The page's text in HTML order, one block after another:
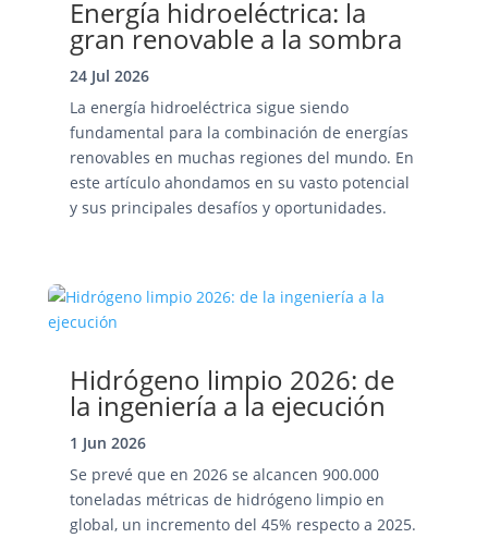
Energía hidroeléctrica: la
gran renovable a la sombra
24 Jul 2026
La energía hidroeléctrica sigue siendo
fundamental para la combinación de energías
renovables en muchas regiones del mundo. En
este artículo ahondamos en su vasto potencial
y sus principales desafíos y oportunidades.
Hidrógeno limpio 2026: de
la ingeniería a la ejecución
1 Jun 2026
Se prevé que en 2026 se alcancen 900.000
toneladas métricas de hidrógeno limpio en
global, un incremento del 45% respecto a 2025.